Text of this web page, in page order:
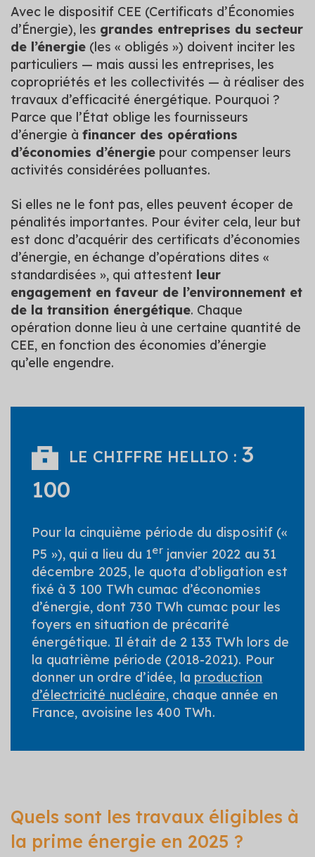
Avec le dispositif CEE (Certificats d’Économies
d’Énergie), les grandes entreprises du secteur
de l’énergie (les « obligés ») doivent inciter les
particuliers — mais aussi les entreprises, les
copropriétés et les collectivités — à réaliser des
travaux d’efficacité énergétique. Pourquoi ?
Parce que l’État oblige les fournisseurs
d’énergie à financer des opérations
d’économies d’énergie pour compenser leurs
activités considérées polluantes.
Si elles ne le font pas, elles peuvent écoper de
pénalités importantes. Pour éviter cela, leur but
est donc d’acquérir des certificats d’économies
d’énergie, en échange d’opérations dites «
standardisées », qui attestent leur
engagement en faveur de l’environnement et
de la transition énergétique. Chaque
opération donne lieu à une certaine quantité de
CEE, en fonction des économies d’énergie
qu’elle engendre.
LE CHIFFRE HELLIO : 3
100
Pour la cinquième période du dispositif («
P5 »), qui a lieu du 1erjanvier 2022 au 31
décembre 2025, le quota d’obligation est
fixé à 3 100 TWh cumac d’économies
d’énergie, dont 730 TWh cumac pour les
foyers en situation de précarité
énergétique. Il était de 2 133 TWh lors de
la quatrième période (2018-2021). Pour
donner un ordre d’idée, la production
d’électricité nucléaire, chaque année en
France, avoisine les 400 TWh.
Quels sont les travaux éligibles à
la prime énergie en 2025 ?